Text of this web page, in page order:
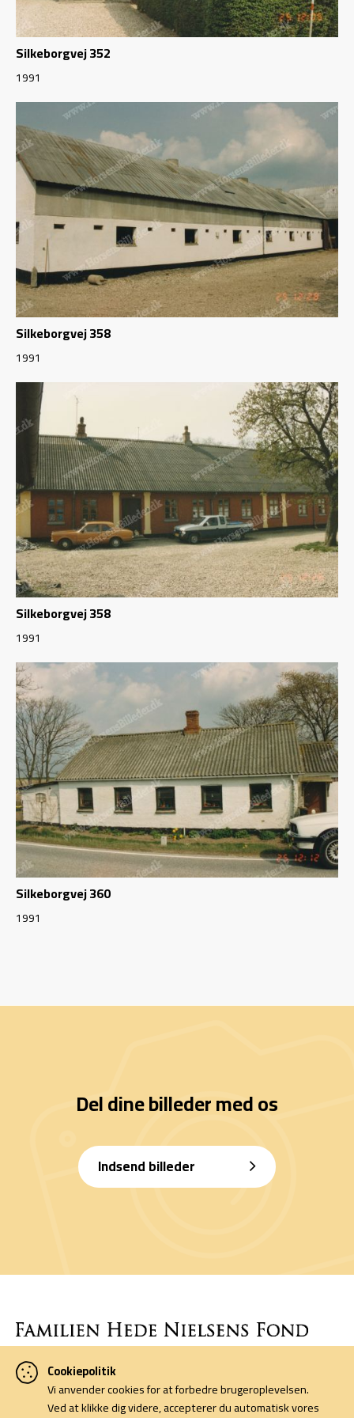
Silkeborgvej 352
1991
Silkeborgvej 358
1991
Silkeborgvej 358
1991
Silkeborgvej 360
1991
Del dine billeder med os
Indsend billeder
Denne side er finansieret af Familien Hede Nielsens Fond og drives
af foreningen Horsens Billeders Venner.
Cookiepolitik
Vi anvender cookies for at forbedre brugeroplevelsen.
Ved at klikke dig videre, accepterer du automatisk vores